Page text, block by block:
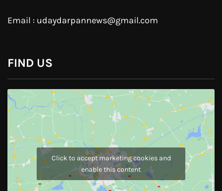
हिन्दी / ਹਿੰਦੀ
Privacy Policy
हमारे बारे
सम्पर्क
Blog
Cookie Policy (EU)